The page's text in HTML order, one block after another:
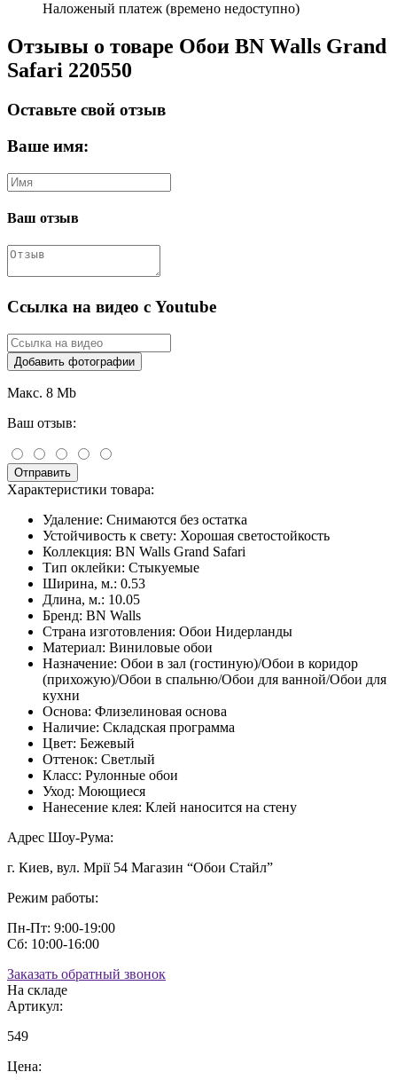
Наложеный платеж (времено недоступно)
Отзывы о товаре Обои BN Walls Grand
Safari 220550
Оставьте свой отзыв
Ваше имя:
Ваш отзыв
Ссылка на видео с Youtube
Добавить фотографии
Макс. 8 Mb
Ваш отзыв:
Отправить
Характеристики товара:
Удаление: Снимаются без остатка
Устойчивость к свету: Хорошая светостойкость
Коллекция: BN Walls Grand Safari
Тип оклейки: Стыкуемые
Ширина, м.: 0.53
Длина, м.: 10.05
Бренд: BN Walls
Страна изготовления: Обои Нидерланды
Материал: Виниловые обои
Назначение: Обои в зал (гостиную)/Обои в коридор
(прихожую)/Обои в спальню/Обои для ванной/Обои для
кухни
Основа: Флизелиновая основа
Наличие: Складская программа
Цвет: Бежевый
Оттенок: Светлый
Класс: Рулонные обои
Уход: Моющиеся
Нанесение клея: Клей наносится на стену
Адрес Шоу-Рума:
г. Киев, вул. Мрії 54 Магазин “Обои Стайл”
Режим работы:
Пн-Пт: 9:00-19:00
Сб: 10:00-16:00
Заказать обратный звонок
На складе
Артикул:
549
Цена: